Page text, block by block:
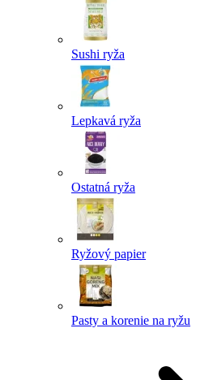
Sushi ryža
Lepkavá ryža
Ostatná ryža
Ryžový papier
Pasty a korenie na ryžu